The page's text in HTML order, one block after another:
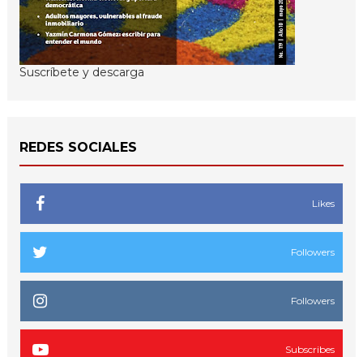
Suscríbete y descarga
REDES SOCIALES
Likes
Followers
Followers
Subscribes